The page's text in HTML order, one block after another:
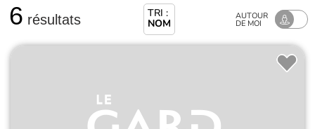
6 résultats TRI :
NOM
AUTOUR
DE MOI